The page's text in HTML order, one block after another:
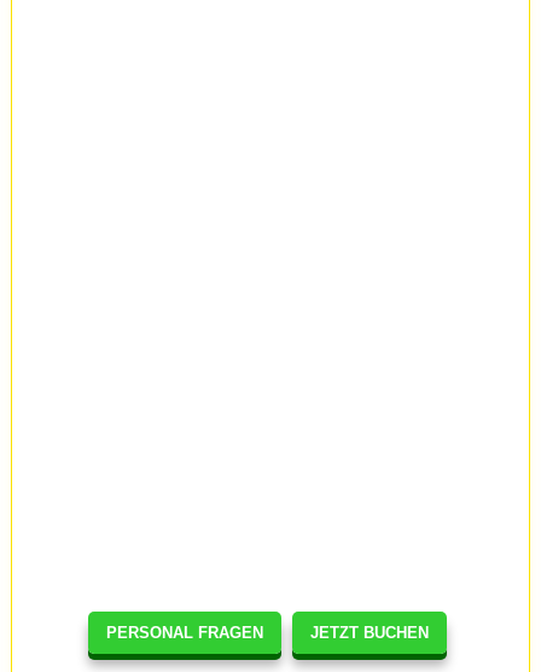
PERSONAL FRAGEN JETZT BUCHEN